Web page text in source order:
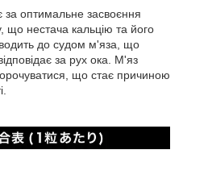
за оптимальне засвоєння
що нестача кальцію та його
до судом м'яза, що
за рух ока. М'яз
що стає причиною